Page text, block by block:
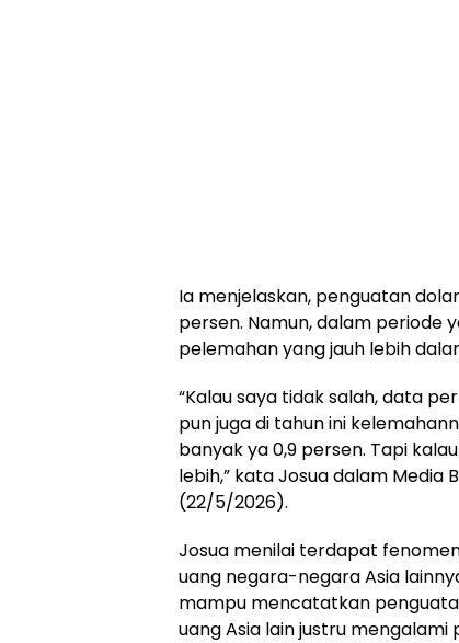
Ia menjelaskan, penguatan
persen. Namun, dalam periode
pelemahan yang jauh lebih
“Kalau saya tidak salah, data
pun juga di tahun ini
banyak ya 0,9 persen. Tapi
lebih,” kata Josua dalam Media
(22/5/2026).
Josua menilai terdapat
uang negara-negara Asia
mampu mencatatkan
uang Asia lain justru mengalami